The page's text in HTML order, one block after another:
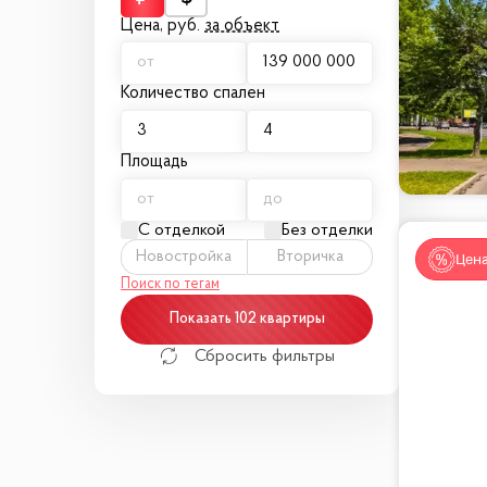
— Супермаркеты, ателье, химчистка и
— Удобная транспортная доступность
Цена, руб. за объект
Количество спален
Площадь
С отделкой Без отделки
Новостройка Вторичка
Поиск по тегам
Показать 102 квартиры
Сбросить фильтры